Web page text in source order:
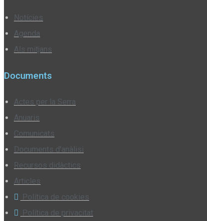
Notícies
Agenda
Als mitjans
Documents
Actes per la Serra
Anuaris
Comunicats
Documents d'anàlisi
Recursos didàctics
Articles
Política de cookies
Política de privacitat